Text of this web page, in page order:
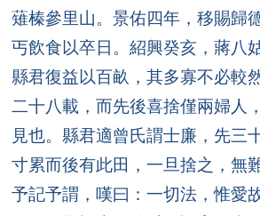
薙榛參里山。景佑四年，移賜歸
丐飲食以卒日。紹興癸亥，蔣八
縣君復益以百畝，其多寡不必較
二十八載，而先後喜捨僅兩婦人
見也。縣君適曾氏謂士廉，先三
寸累而後有此田，一旦捨之，無
予記予謂，嘆曰：一切法，惟愛